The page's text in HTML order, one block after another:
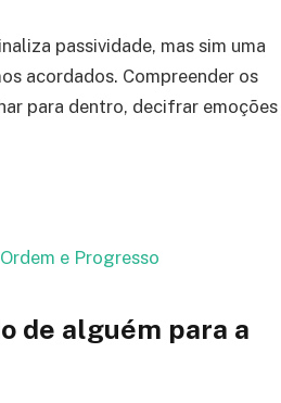
passividade, mas sim uma
acordados. Compreender os
para dentro, decifrar emoções
e Progresso
de alguém para a